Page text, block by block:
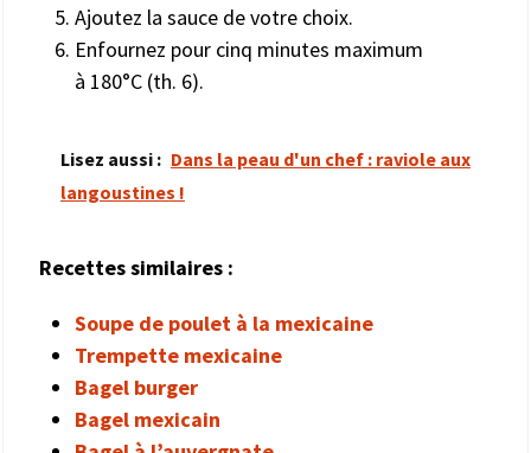
Ajoutez la sauce de votre choix.
Enfournez pour cinq minutes maximum
à 180°C (th. 6).
Lisez aussi : Dans la peau d'un chef : raviole aux
langoustines !
Recettes similaires :
Soupe de poulet à la mexicaine
Trempette mexicaine
Bagel burger
Bagel mexicain